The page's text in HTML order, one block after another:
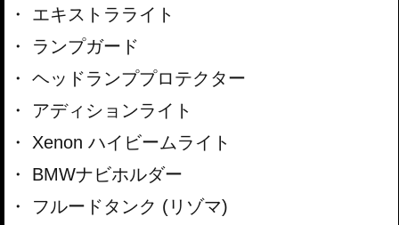
エキストラライト
ランプガード
ヘッドランププロテクター
アディションライト
Xenon ハイビームライト
BMWナビホルダー
フルードタンク (リゾマ)